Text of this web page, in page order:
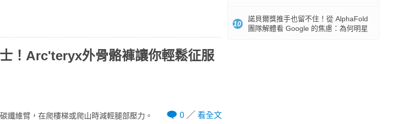
！Arc'teryx外骨骼褲讓你輕鬆征服
纖維臂，在爬樓梯或爬山時減輕腿部壓力。 0 看全文
10
諾貝爾獎推手也留不住！從 AlphaFold
團隊解體看 Google 的焦慮：為何明星